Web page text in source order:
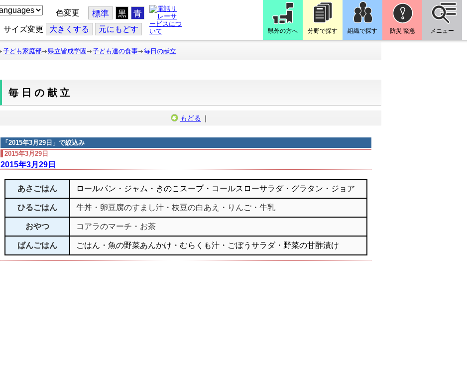
色変更 標準 黒 青
サイズ変更 大きくする 元にもどす 県外の方へ 分野で探す 組織で探す 防災 緊急 メニュー
子ども家庭部 県立皆成学園 子ども達の食事 毎日の献立
毎日の献立
もどる ｜
「 2015年3月29日 」で絞込み
2015年3月29日
2015年3月29日
あさごはん ロールパン・ジャム・きのこスープ・コールスローサラダ・グラタン・ジョア
ひるごはん 牛丼・卵豆腐のすまし汁・枝豆の白あえ・りんご・牛乳
おやつ コアラのマーチ・お茶
ばんごはん ごはん・魚の野菜あんかけ・むらくも汁・ごぼうサラダ・野菜の甘酢漬け